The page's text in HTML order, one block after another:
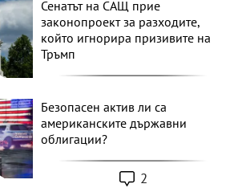
Сенатът на САЩ прие
законопроект за разходите,
който игнорира призивите на
Тръмп
Безопасен актив ли са
американските държавни
облигации?
2